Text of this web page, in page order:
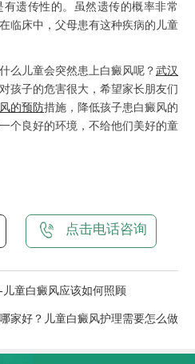
遗传性的。虽然遗传的概率非常
临床中，父母患有这种疾病的儿童
儿童会突然患上白癜风呢？ 武汉
孩子的危害很大，希望家长朋友们
的预防措施，降低孩子患白癜风的
个良好的环境，不给他们美好的童
点击电话咨询
童白癜风应该如何照顾
家好？儿童白癜风护理需要怎么做